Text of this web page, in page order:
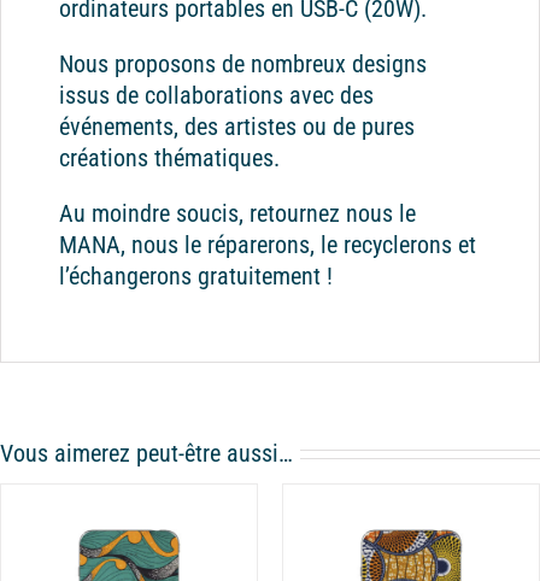
ordinateurs portables en USB-C (20W).
Nous proposons de nombreux designs
issus de collaborations avec des
événements, des artistes ou de pures
créations thématiques.
Au moindre soucis, retournez nous le
MANA, nous le réparerons, le recyclerons et
l’échangerons gratuitement !
Vous aimerez peut-être aussi…